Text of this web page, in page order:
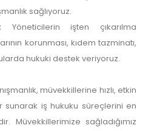
sağlıyoruz.
Yöneticilerin işten çıkarılma
korunması, kıdem tazminatı,
hukuki destek veriyoruz.
müvekkillerine hızlı, etkin
sunarak iş hukuku süreçlerini en
Müvekkillerimize sağladığımız